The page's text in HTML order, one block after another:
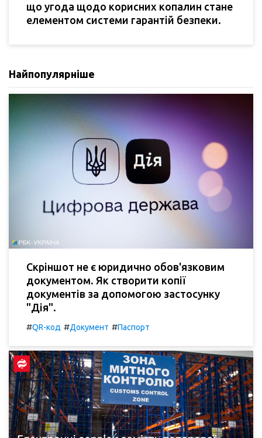
що угода щодо корисних копалин стане
елементом системи гарантій безпеки.
Найпопулярніше
Скріншот не є юридично обов'язковим
документом. Як створити копії
документів за допомогою застосунку
"Дія".
#QR-код #Документ #Паспорт